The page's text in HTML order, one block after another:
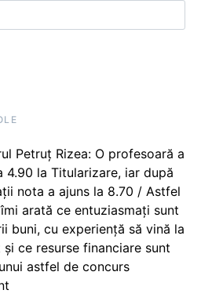
Petruț Rizea: O profesoară a
4.90 la Titularizare, iar după
nota a ajuns la 8.70 / Astfel
arată ce entuziasmați sunt
buni, cu experiență să vină la
ce resurse financiare sunt
astfel de concurs